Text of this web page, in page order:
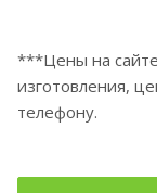
***Цены на
изготовления,
телефону.